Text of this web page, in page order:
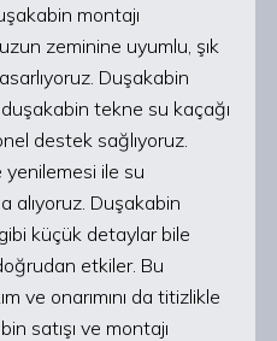
montajı
zeminine uyumlu, şık
Duşakabin
tekne su kaçağı
destek sağlıyoruz.
ile su
alıyoruz. Duşakabin
küçük detaylar bile
etkiler. Bu
ve onarımını da titizlikle
satışı ve montajı